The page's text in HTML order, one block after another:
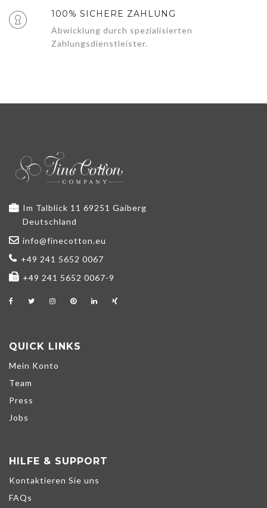
100% SICHERE ZAHLUNG
Abwicklung durch spezialisierten
Zahlungsdienstleister.
Im Talblick 11 69251 Gaiberg
Deutschland
info@finecotton.eu
+49 241 5652 0067
+49 241 5652 0067-9
QUICK LINKS
Mein Konto
Team
Press
Jobs
HILFE & SUPPORT
Kontaktieren Sie uns
FAQs